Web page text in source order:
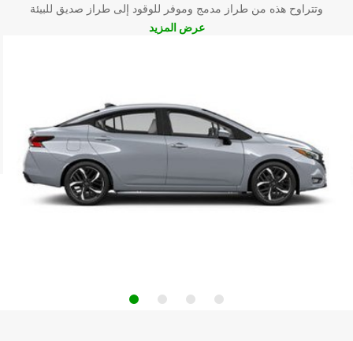
وتتراوح هذه من طراز مدمج وموفر للوقود إلى طراز صديق للبيئة
عرض المزيد